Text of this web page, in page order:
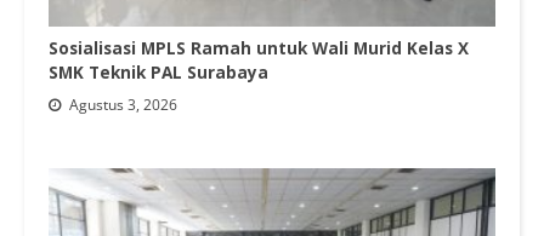
Sosialisasi MPLS Ramah untuk Wali Murid Kelas X
SMK Teknik PAL Surabaya
Agustus 3, 2026